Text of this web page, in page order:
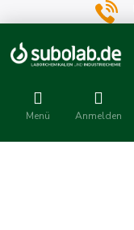
Menü Anmelden